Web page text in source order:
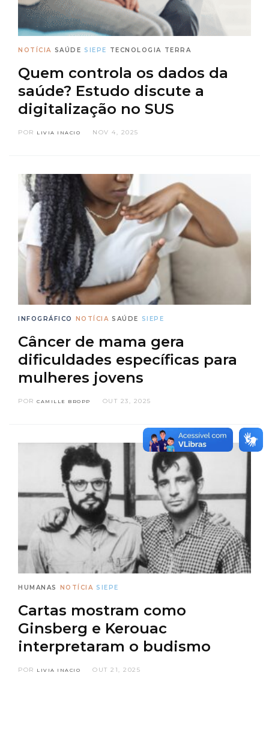
NOTÍCIA SAÚDE SIEPE TECNOLOGIA TERRA
Quem controla os dados da
saúde? Estudo discute a
digitalização no SUS
POR LIVIA INACIO NOV 4, 2025
INFOGRÁFICO NOTÍCIA SAÚDE SIEPE
Câncer de mama gera
dificuldades específicas para
mulheres jovens
POR CAMILLE BROPP OUT 23, 2025
HUMANAS NOTÍCIA SIEPE
Cartas mostram como
Ginsberg e Kerouac
interpretaram o budismo
POR LIVIA INACIO OUT 21, 2025